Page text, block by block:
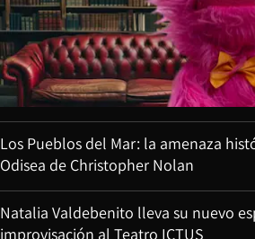
Los Pueblos del Mar: la amenaza
Odisea de Christopher Nolan
Natalia Valdebenito lleva su nuevo
improvisación al Teatro ICTUS